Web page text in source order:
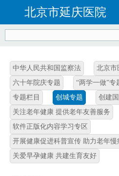
北京市延庆医院
中华人民共和国监察法
北京市
六十年院庆专题
“两学一做”专
专题栏目
创城专题
创建
关注老年健康 提供老年友善服务
软件正版化内容学习专区
开展健康促进科普宣传 助力老年慢
关爱早孕健康 共建生育友好